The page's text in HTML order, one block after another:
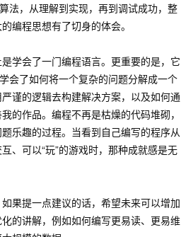
法，从理解到实现，再到调试成功，整
编程思想有了切身的体会。
学会了一门编程语言。更重要的是，它
会了如何将一个复杂的问题分解成一个
谨的逻辑去构建解决方案，以及如何通
的作品。编程不再是枯燥的代码堆砌，
乐趣的过程。当看到自己编写的程序从
、可以“玩”的游戏时，那种成就感是无
果提一点建议的话，希望未来可以增加
的讲解，例如如何编写更易读、更易维